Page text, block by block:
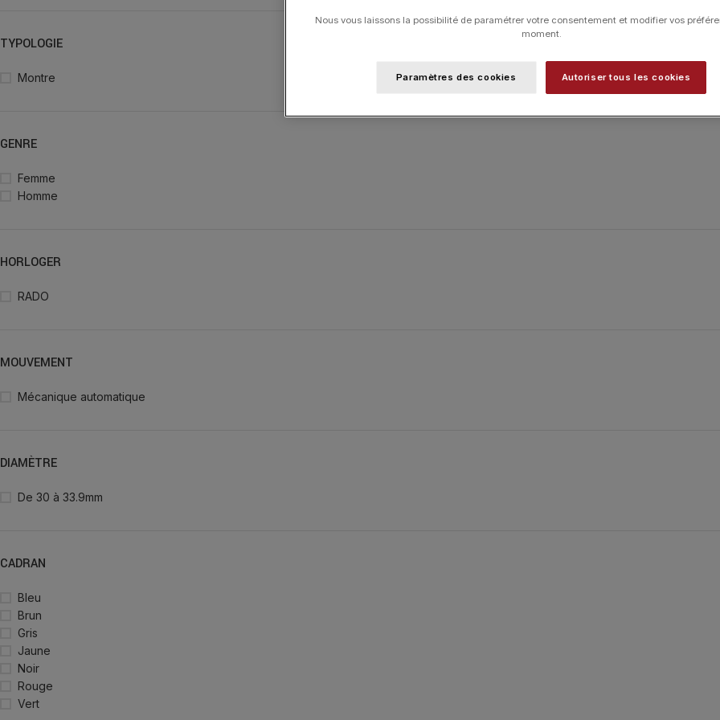
TYPOLOGIE
Montre
GENRE
Femme
Homme
HORLOGER
RADO
MOUVEMENT
Mécanique automatique
DIAMÈTRE
De 30 à 33.9mm
CADRAN
Bleu
Brun
Gris
Jaune
Noir
Rouge
Vert
Nous vous laissons la possibilité de paramétrer votre consentement et modifier vos
moment.
Paramètres des cookies Autoriser tous les cookies